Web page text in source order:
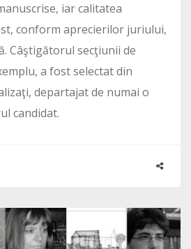
iar calitatea
conform aprecierilor juriului,
Câştigătorul secţiunii de
a fost selectat din
departajat de numai o
candidat.